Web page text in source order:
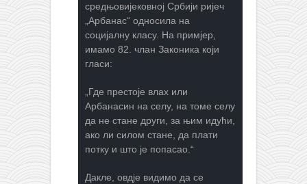
средњовијековној Србији ријеч
„Арбанас“ односила на
социјалну класу. На примјер,
имамо 82. члан Законика који
гласи:
„Где престоје влах или
Арбанасин на селу, на томе селу
да не стане други, за њим идући,
ако ли силом стане, да плати
потку и што је попасао.“
Дакле, овдје видимо да се